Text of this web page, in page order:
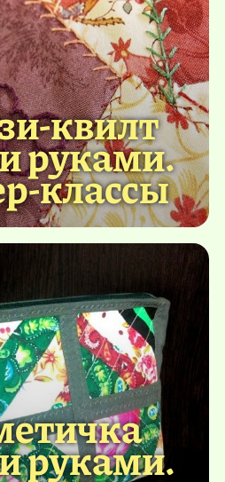
квилт
руками.
классы
руками.